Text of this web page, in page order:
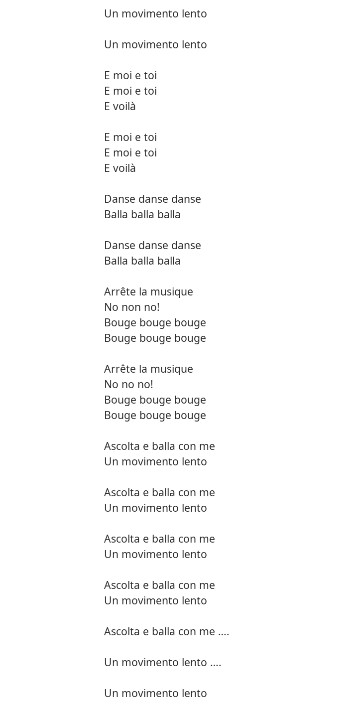
Un movimento lento
Un movimento lento
E moi e toi
E moi e toi
E voilà
E moi e toi
E moi e toi
E voilà
Danse danse danse
Balla balla balla
Danse danse danse
Balla balla balla
Arrête la musique
No non no!
Bouge bouge bouge
Bouge bouge bouge
Arrête la musique
No no no!
Bouge bouge bouge
Bouge bouge bouge
Ascolta e balla con me
Un movimento lento
Ascolta e balla con me
Un movimento lento
Ascolta e balla con me
Un movimento lento
Ascolta e balla con me
Un movimento lento
Ascolta e balla con me ….
Un movimento lento ….
Un movimento lento